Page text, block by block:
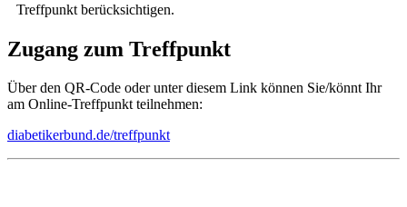
Treffpunkt berücksichtigen.
Zugang zum Treffpunkt
Über den QR-Code oder unter diesem Link können Sie/könnt Ihr
am Online-Treffpunkt teilnehmen:
diabetikerbund.de/treffpunkt